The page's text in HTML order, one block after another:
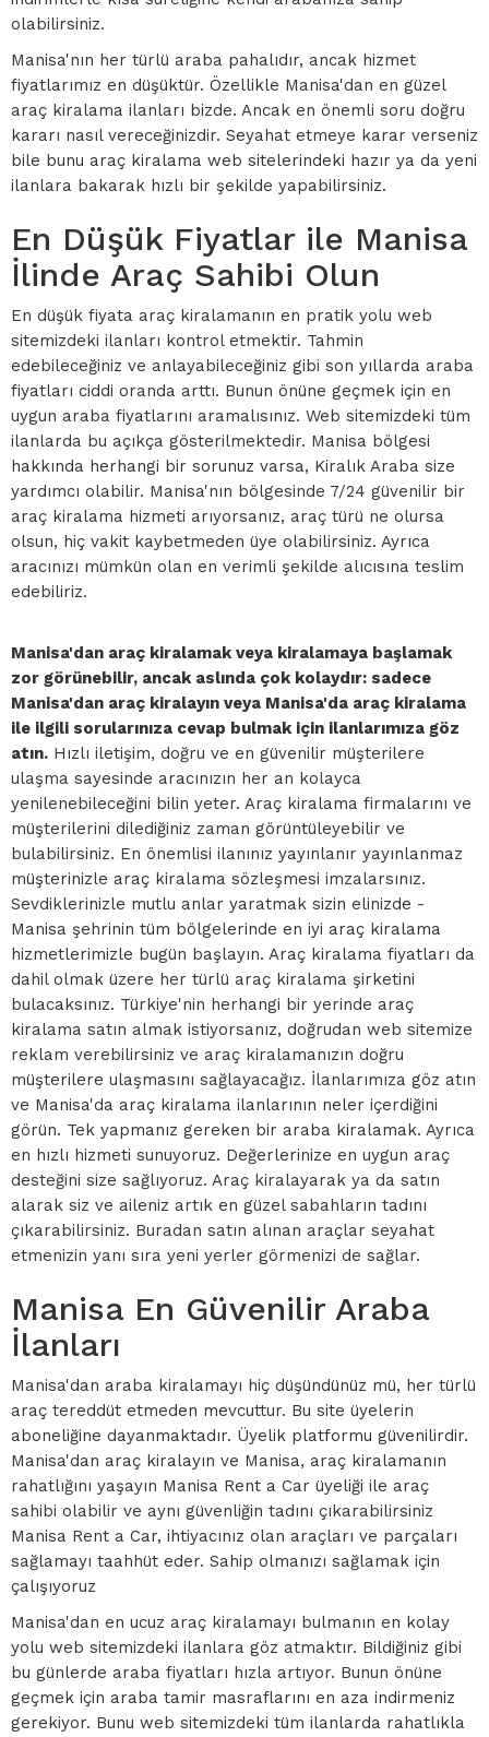
olabilirsiniz.
Manisa'nın her türlü araba pahalıdır, ancak hizmet
fiyatlarımız en düşüktür. Özellikle Manisa'dan en güzel
araç kiralama ilanları bizde. Ancak en önemli soru doğru
kararı nasıl vereceğinizdir. Seyahat etmeye karar verseniz
bile bunu araç kiralama web sitelerindeki hazır ya da yeni
ilanlara bakarak hızlı bir şekilde yapabilirsiniz.
En Düşük Fiyatlar ile Manisa
İlinde Araç Sahibi Olun
En düşük fiyata araç kiralamanın en pratik yolu web
sitemizdeki ilanları kontrol etmektir. Tahmin
edebileceğiniz ve anlayabileceğiniz gibi son yıllarda araba
fiyatları ciddi oranda arttı. Bunun önüne geçmek için en
uygun araba fiyatlarını aramalısınız. Web sitemizdeki tüm
ilanlarda bu açıkça gösterilmektedir. Manisa bölgesi
hakkında herhangi bir sorunuz varsa, Kiralık Araba size
yardımcı olabilir. Manisa'nın bölgesinde 7/24 güvenilir bir
araç kiralama hizmeti arıyorsanız, araç türü ne olursa
olsun, hiç vakit kaybetmeden üye olabilirsiniz. Ayrıca
aracınızı mümkün olan en verimli şekilde alıcısına teslim
edebiliriz.
Manisa'dan araç kiralamak veya kiralamaya başlamak
zor görünebilir, ancak aslında çok kolaydır: sadece
Manisa'dan araç kiralayın veya Manisa'da araç kiralama
ile ilgili sorularınıza cevap bulmak için ilanlarımıza göz
atın. Hızlı iletişim, doğru ve en güvenilir müşterilere
ulaşma sayesinde aracınızın her an kolayca
yenilenebileceğini bilin yeter. Araç kiralama firmalarını ve
müşterilerini dilediğiniz zaman görüntüleyebilir ve
bulabilirsiniz. En önemlisi ilanınız yayınlanır yayınlanmaz
müşterinizle araç kiralama sözleşmesi imzalarsınız.
Sevdiklerinizle mutlu anlar yaratmak sizin elinizde -
Manisa şehrinin tüm bölgelerinde en iyi araç kiralama
hizmetlerimizle bugün başlayın. Araç kiralama fiyatları da
dahil olmak üzere her türlü araç kiralama şirketini
bulacaksınız. Türkiye'nin herhangi bir yerinde araç
kiralama satın almak istiyorsanız, doğrudan web sitemize
reklam verebilirsiniz ve araç kiralamanızın doğru
müşterilere ulaşmasını sağlayacağız. İlanlarımıza göz atın
ve Manisa'da araç kiralama ilanlarının neler içerdiğini
görün. Tek yapmanız gereken bir araba kiralamak. Ayrıca
en hızlı hizmeti sunuyoruz. Değerlerinize en uygun araç
desteğini size sağlıyoruz. Araç kiralayarak ya da satın
alarak siz ve aileniz artık en güzel sabahların tadını
çıkarabilirsiniz. Buradan satın alınan araçlar seyahat
etmenizin yanı sıra yeni yerler görmenizi de sağlar.
Manisa En Güvenilir Araba
İlanları
Manisa'dan araba kiralamayı hiç düşündünüz mü, her türlü
araç tereddüt etmeden mevcuttur. Bu site üyelerin
aboneliğine dayanmaktadır. Üyelik platformu güvenilirdir.
Manisa'dan araç kiralayın ve Manisa, araç kiralamanın
rahatlığını yaşayın Manisa Rent a Car üyeliği ile araç
sahibi olabilir ve aynı güvenliğin tadını çıkarabilirsiniz
Manisa Rent a Car, ihtiyacınız olan araçları ve parçaları
sağlamayı taahhüt eder. Sahip olmanızı sağlamak için
çalışıyoruz
Manisa'dan en ucuz araç kiralamayı bulmanın en kolay
yolu web sitemizdeki ilanlara göz atmaktır. Bildiğiniz gibi
bu günlerde araba fiyatları hızla artıyor. Bunun önüne
geçmek için araba tamir masraflarını en aza indirmeniz
gerekiyor. Bunu web sitemizdeki tüm ilanlarda rahatlıkla